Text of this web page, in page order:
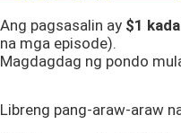
Ang pagsasalin ay $1 kada
na mga episode).
Magdagdag ng pondo
Libreng pang-araw-araw